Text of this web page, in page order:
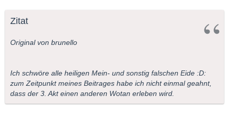
Zitat
Original von brunello
Ich schwöre alle heiligen Mein- und sonstig falschen Eide :D:
zum Zeitpunkt meines Beitrages habe ich nicht einmal geahnt,
dass der 3. Akt einen anderen Wotan erleben wird.